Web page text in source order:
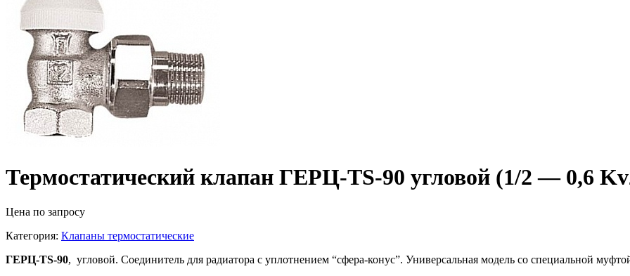
Термостатический клапан ГЕРЦ-TS-90 угловой (1/2 — 0,6
Цена по запросу
Категория: Клапаны термостатические
ГЕРЦ-TS-90, угловой. Соединитель для радиатора с уплотнением “сфера-конус”. Универсальная модель со специальной